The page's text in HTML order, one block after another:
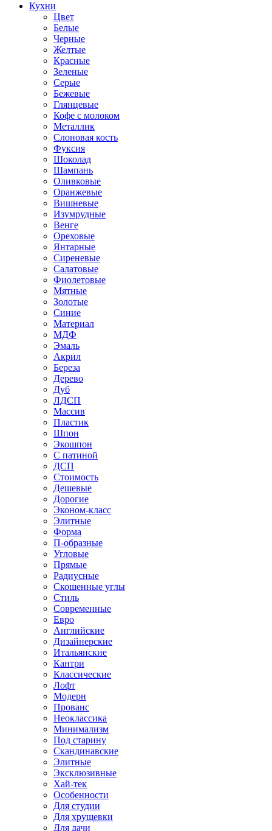
Кухни
Цвет
Белые
Черные
Желтые
Красные
Зеленые
Серые
Бежевые
Глянцевые
Кофе с молоком
Металлик
Слоновая кость
Фуксия
Шоколад
Шампань
Оливковые
Оранжевые
Вишневые
Изумрудные
Венге
Ореховые
Янтарные
Сиреневые
Салатовые
Фиолетовые
Мятные
Золотые
Синие
Материал
МДФ
Эмаль
Акрил
Береза
Дерево
Дуб
ЛДСП
Массив
Пластик
Шпон
Экошпон
С патиной
ДСП
Стоимость
Дешевые
Дорогие
Эконом-класс
Элитные
Форма
П-образные
Угловые
Прямые
Радиусные
Скошенные углы
Стиль
Современные
Евро
Английские
Дизайнерские
Итальянские
Кантри
Классические
Лофт
Модерн
Прованс
Неоклассика
Минимализм
Под старину
Скандинавские
Элитные
Эксклюзивные
Хай-тек
Особенности
Для студии
Для хрущевки
Для дачи